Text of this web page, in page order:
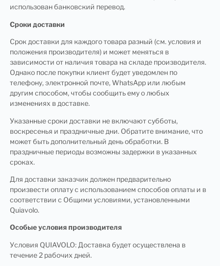
использован банковский перевод.
Сроки доставки
Срок доставки для каждого товара разный (см. условия и
положения производителя) и может меняться в
зависимости от наличия товара на складе производителя.
Однако после покупки клиент будет уведомлен по
телефону, электронной почте, WhatsApp или любым
другим способом, чтобы сообщить ему о любых
изменениях в доставке.
Указанные сроки доставки не включают субботы,
воскресенья и праздничные дни. Обратите внимание, что
может быть дополнительный день обработки. В
праздничные периоды возможны задержки в указанных
сроках.
Для доставки заказчик должен предварительно
произвести оплату с использованием способов оплаты и в
соответствии с Общими условиями, установленными
Quiavolo.
Особые условия производителя
Условия QUIAVOLO: Доставка будет осуществлена ​​в
течение 2 рабочих дней.